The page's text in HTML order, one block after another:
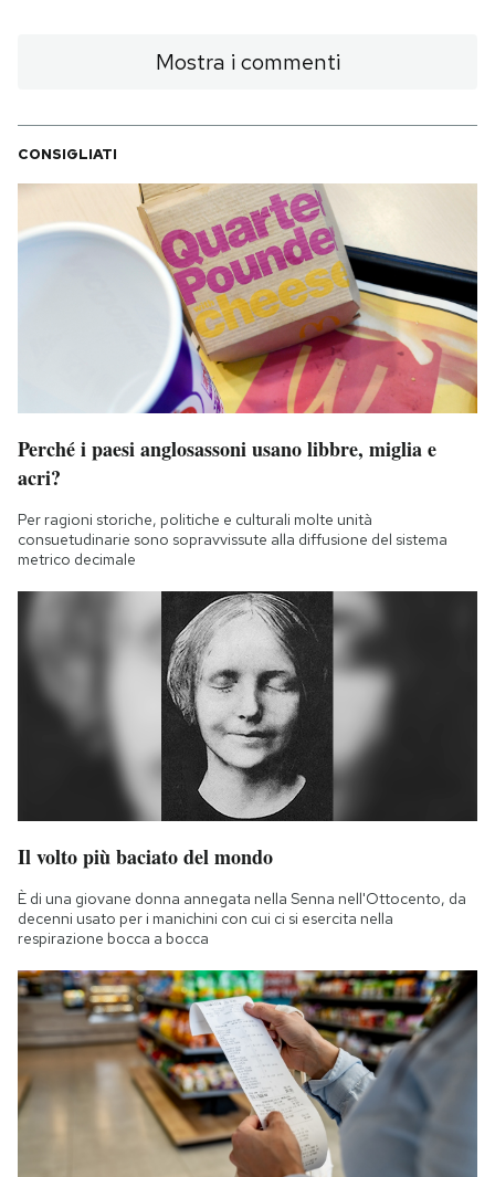
Mostra i commenti
CONSIGLIATI
Perché i paesi anglosassoni usano libbre, miglia e
acri?
Per ragioni storiche, politiche e culturali molte unità
consuetudinarie sono sopravvissute alla diffusione del sistema
metrico decimale
Il volto più baciato del mondo
È di una giovane donna annegata nella Senna nell'Ottocento, da
decenni usato per i manichini con cui ci si esercita nella
respirazione bocca a bocca